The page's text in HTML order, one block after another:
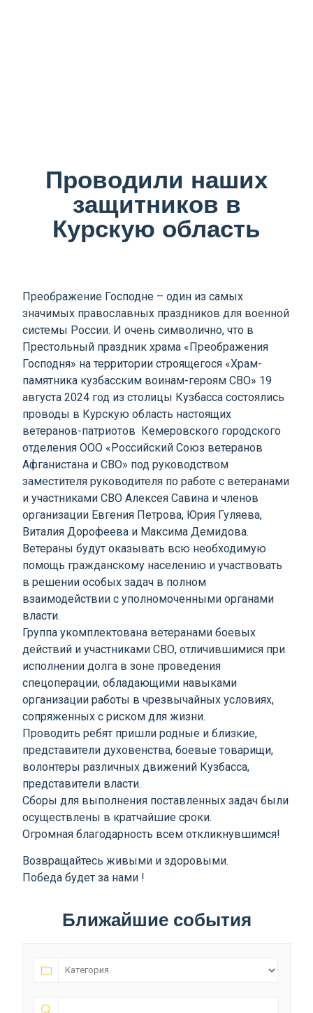
Проводили наших
защитников в
Курскую область
Преображение Господне – один из самых
значимых православных праздников для военной
системы России. И очень символично, что в
Престольный праздник храма «Преображения
Господня» на территории строящегося «Храм-
памятника кузбасским воинам-героям СВО» 19
августа 2024 год из столицы Кузбасса состоялись
проводы в Курскую область настоящих
ветеранов-патриотов Кемеровского городского
отделения ООО «Российский Союз ветеранов
Афганистана и СВО» под руководством
заместителя руководителя по работе с ветеранами
и участниками СВО Алексея Савина и членов
организации Евгения Петрова, Юрия Гуляева,
Виталия Дорофеева и Максима Демидова.
Ветераны будут оказывать всю необходимую
помощь гражданскому населению и участвовать
в решении особых задач в полном
взаимодействии с уполномоченными органами
власти.
Группа укомплектована ветеранами боевых
действий и участниками СВО, отличившимися при
исполнении долга в зоне проведения
спецоперации, обладающими навыками
организации работы в чрезвычайных условиях,
сопряженных с риском для жизни.
Проводить ребят пришли родные и близкие,
представители духовенства, боевые товарищи,
волонтеры различных движений Кузбасса,
представители власти.
Сборы для выполнения поставленных задач были
осуществлены в кратчайшие сроки.
Огромная благодарность всем откликнувшимся!
Возвращайтесь живыми и здоровыми.
Победа будет за нами !
Ближайшие события